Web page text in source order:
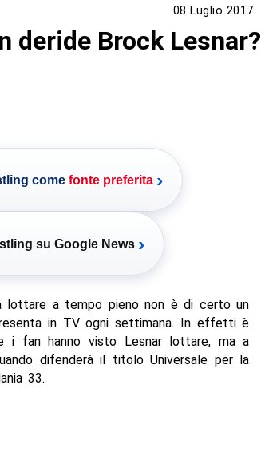
08 Luglio 2017
deride Brock Lesnar?
come fonte preferita ›
su Google News ›
lottare a tempo pieno non è di certo un
in TV ogni settimana. In effetti è
i fan hanno visto Lesnar lottare, ma a
difenderà il titolo Universale per la
33.